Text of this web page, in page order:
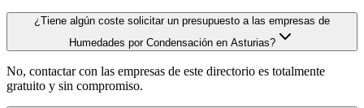
¿Tiene algún coste solicitar un presupuesto a las empresas de
Humedades por Condensación en Asturias?
No, contactar con las empresas de este directorio es totalmente
gratuito y sin compromiso.